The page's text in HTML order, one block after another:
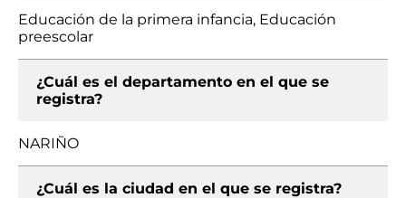
Educación de la primera infancia, Educación
preescolar
¿Cuál es el departamento en el que se
registra?
NARIÑO
¿Cuál es la ciudad en el que se registra?